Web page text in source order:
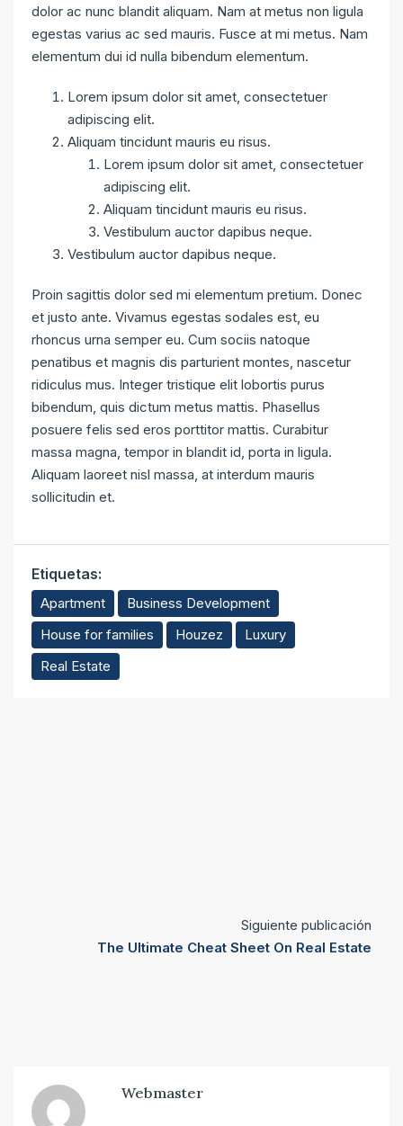
dolor ac nunc blandit aliquam. Nam at metus non ligula
egestas varius ac sed mauris. Fusce at mi metus. Nam
elementum dui id nulla bibendum elementum.
Lorem ipsum dolor sit amet, consectetuer
adipiscing elit.
Aliquam tincidunt mauris eu risus.
Lorem ipsum dolor sit amet, consectetuer
adipiscing elit.
Aliquam tincidunt mauris eu risus.
Vestibulum auctor dapibus neque.
Vestibulum auctor dapibus neque.
Proin sagittis dolor sed mi elementum pretium. Donec
et justo ante. Vivamus egestas sodales est, eu
rhoncus urna semper eu. Cum sociis natoque
penatibus et magnis dis parturient montes, nascetur
ridiculus mus. Integer tristique elit lobortis purus
bibendum, quis dictum metus mattis. Phasellus
posuere felis sed eros porttitor mattis. Curabitur
massa magna, tempor in blandit id, porta in ligula.
Aliquam laoreet nisl massa, at interdum mauris
sollicitudin et.
Etiquetas:
Apartment
Business Development
House for families
Houzez
Luxury
Real Estate
Siguiente publicación
The Ultimate Cheat Sheet On Real Estate
Webmaster